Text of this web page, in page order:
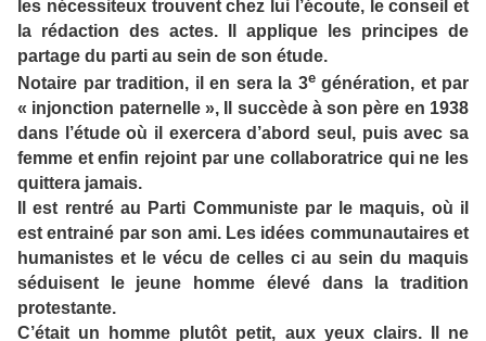
les nécessiteux trouvent chez lui l’écoute, le conseil et
la rédaction des actes. Il applique les principes de
partage du parti au sein de son étude.
Notaire par tradition, il en sera la 3egénération, et par
« injonction paternelle », Il succède à son père en 1938
dans l’étude où il exercera d’abord seul, puis avec sa
femme et enfin rejoint par une collaboratrice qui ne les
quittera jamais.
Il est rentré au Parti Communiste par le maquis, où il
est entrainé par son ami. Les idées communautaires et
humanistes et le vécu de celles ci au sein du maquis
séduisent le jeune homme élevé dans la tradition
protestante.
C’était un homme plutôt petit, aux yeux clairs. Il ne